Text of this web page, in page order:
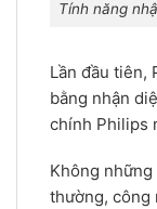
Tính năng
Lần đầu tiên,
bằng nhận
chính Philips
Không
thường, công